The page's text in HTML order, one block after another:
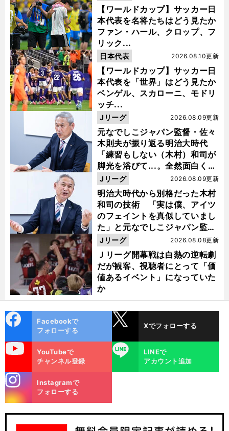
【ワールドカップ】サッカー日
本代表を名将たちはどう見たか
ファン・ハール、クロップ、フ
リック...
【ワールドカップ】サッカー日
本代表を「世界」はどう見たか
ベンゲル、スカローニ、モドリ
ッチ...
2026.08.10更新
日本代表
元なでしこジャパン監督・佐々
木則夫が振り返る明治大時代
「練習もしない（木村）和司が
脚光を浴びて...。全然面白くな
い４年間でした」
2026.08.09更新
Jリーグ
明治大時代から別格だった木村
和司の技術 「実は僕、アイツ
のフェイントを真似していまし
た」と元なでしこジャパン監
督・佐々木則夫
2026.08.09更新
Jリーグ
Ｊリーグ開幕戦は白熱の逆転劇
だが観客、視聴者にとって「価
値あるイベント」になっていた
か
2026.08.08更新
Jリーグ
ok
Facebookで
フォローする
Xでフォローする
YouTubeで
チャンネル登録
LINE
LINEで
アカウント追加
m
Instagramで
フォローする